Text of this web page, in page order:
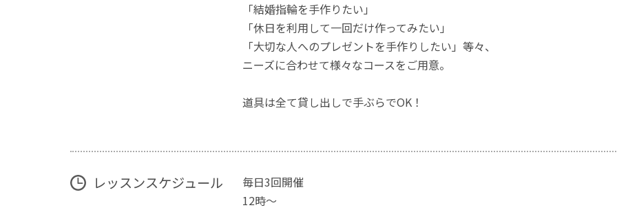
「結婚指輪を手作りたい」
「休日を利用して一回だけ作ってみたい」
「大切な人へのプレゼントを手作りしたい」等々、
ニーズに合わせて様々なコースをご用意。
道具は全て貸し出しで手ぶらでOK！
レッスンスケジュール
毎日3回開催
12時〜